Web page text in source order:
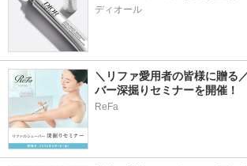
＼リファ愛用者の皆様に贈る
バー深掘りセミナーを開催！
ReFa